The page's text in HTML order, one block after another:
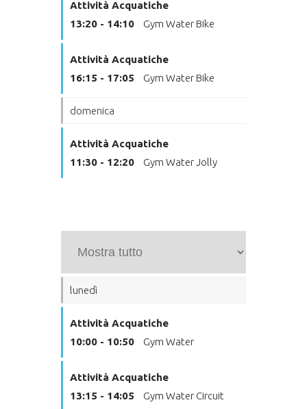
Attività Acquatiche
13:20 - 14:10
Gym Water Bike
Attività Acquatiche
16:15 - 17:05
Gym Water Bike
domenica
Attività Acquatiche
11:30 - 12:20
Gym Water Jolly
lunedì
Attività Acquatiche
10:00 - 10:50
Gym Water
Attività Acquatiche
13:15 - 14:05
Gym Water Circuit